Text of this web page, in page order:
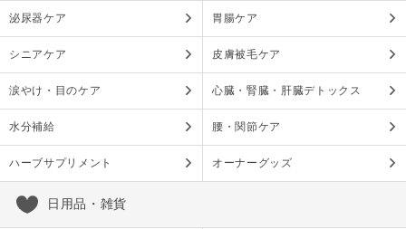
泌尿器ケア 胃腸ケア
シニアケア 皮膚被毛ケア
涙やけ・目のケア 心臓・腎臓・肝臓デトックス
水分補給 腰・関節ケア
ハーブサプリメント オーナーグッズ
日用品・雑貨